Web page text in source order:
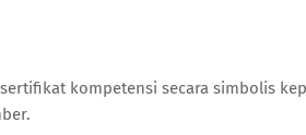
kompetensi secara simbolis